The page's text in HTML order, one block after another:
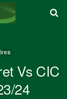
Vs CIC
24